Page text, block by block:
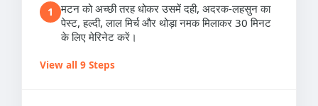
1
मटन को अच्छी तरह धोकर उसमें दही, अदरक-लहसुन का
पेस्ट, हल्दी, लाल मिर्च और थोड़ा नमक मिलाकर 30 मिनट
के लिए मेरिनेट करें।
View all 9 Steps